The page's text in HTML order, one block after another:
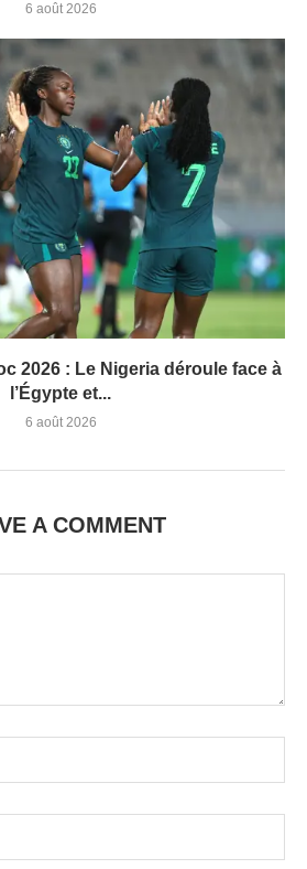
6 août 2026
2026 : Le Nigeria déroule face à
l’Égypte et...
6 août 2026
A COMMENT